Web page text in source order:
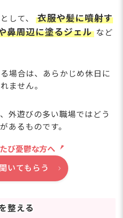
して、
衣服や髪に噴射す
鼻周辺に塗るジェル など
場合は、あらかじめ休日に
ません。
外遊びの多い職場ではどう
あるものです。
び憂鬱な方へ
いてもらう
整える